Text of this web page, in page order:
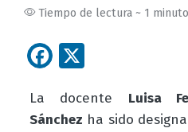
Tiempo de lectura ~ 1 minuto
Facebook
La docente Luisa
Sánchez ha sido